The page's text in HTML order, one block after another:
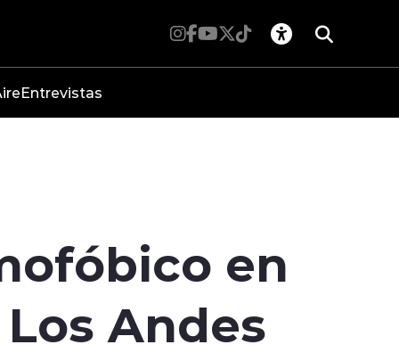
Entrevistas
en
Andes